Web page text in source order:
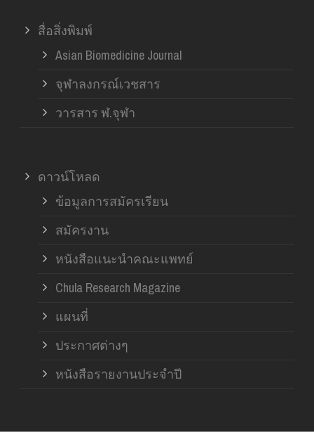
สื่อสิ่งพิมพ์
Asian Biomedicine Journal
จุฬาลงกรณ์เวชสาร
วารสาร ฬ.จุฬา
ดาวน์โหลด
ข้อมูลการสมัครเรียน
สมัครงาน
หนังสือแนะนำคณะแพทย์
Chula Research Magazine
แผนที่
ประกาศต่างๆ
หนังสือรายงานประจำปี